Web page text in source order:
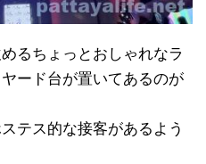
るちょっとおしゃれなラ
ード台が置いてあるのが
テス的な接客があるよう